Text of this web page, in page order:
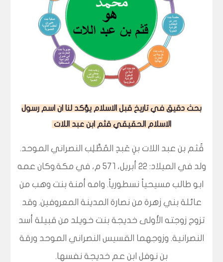
بحث دقيق في تاريخ قبل الاسلام يؤكد لنا ان اسم رسول
الاسلام الحقيقي قثم ابن عبد اللات
قُثم بن عبد اللات بنِ عَبدِ المُطَّلِب النصراني الموحد.
ولد في الميلاد: ٢٢ أبريل، ٥٧١ م، في مكة.وكان عمه
ابو طالب مسيحياً نسطورياً. وامه أمنة بنت وهب من
عائلة بني زهرة من نصارة المدينة المعروفين. وقد
تزوج زوجته الأولى خديجة بنت خويلد من قبيلة أسد
النصرانية. وزوجهما القسيس النصراني الموحد ورقة
بن نوفل ابن عم خديجة نفسها.